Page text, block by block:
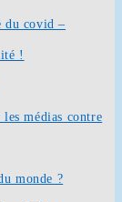
du covid –
!
médias contre
monde ?